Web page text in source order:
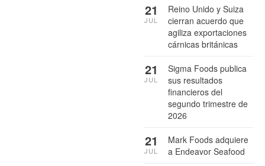
Reino Unido y Suiza
cierran acuerdo que
agiliza exportaciones
cárnicas británicas
21
JUL
Sigma Foods publica
sus resultados
financieros del
segundo trimestre de
2026
21
JUL
Mark Foods adquiere
a Endeavor Seafood
21
JUL